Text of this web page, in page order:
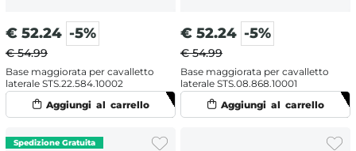
€ 52.24 -5%
€ 54.99
Base maggiorata per cavalletto
laterale STS.22.584.10002
€ 52.24 -5%
€ 54.99
Base maggiorata per cavalletto
laterale STS.08.868.10001